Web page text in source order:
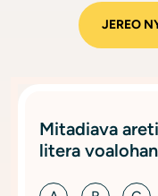
JEREO
Mitadiava
litera